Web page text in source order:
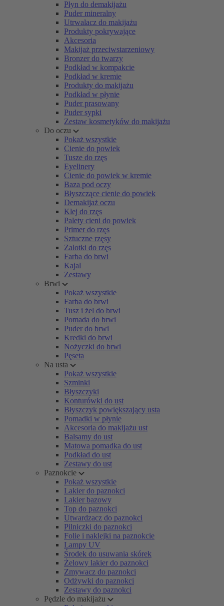
Płyn do demakijażu
Puder mineralny
Utrwalacz do makijażu
Produkty pokrywające
Akcesoria
Makijaż przeciwstarzeniowy
Bronzer do twarzy
Podkład w kompakcie
Podkład w kremie
Produkty do makijażu
Podkład w płynie
Puder prasowany
Puder sypki
Zestaw kosmetyków do makijażu
Do oczu
Pokaż wszystkie
Cienie do powiek
Tusze do rzęs
Eyelinery
Cienie do powiek w kremie
Baza pod oczy
Błyszczące cienie do powiek
Demakijaż oczu
Klej do rzęs
Palety cieni do powiek
Primer do rzęs
Sztuczne rzęsy
Zalotki do rzęs
Farba do brwi
Kajal
Zestawy
Brwi
Pokaż wszystkie
Farba do brwi
Tusz i żel do brwi
Pomada do brwi
Puder do brwi
Kredki do brwi
Nożyczki do brwi
Pęseta
Na usta
Pokaż wszystkie
Szminki
Błyszczyki
Konturówki do ust
Błyszczyk powiększający usta
Pomadki w płynie
Akcesoria do makijażu ust
Balsamy do ust
Matowa pomadka do ust
Podkład do ust
Zestawy do ust
Paznokcie
Pokaż wszystkie
Lakier do paznokci
Lakier bazowy
Top do paznokci
Utwardzacz do paznokci
Pilniczki do paznokci
Folie i naklejki na paznokcie
Lampy UV
Środek do usuwania skórek
Żelowy lakier do paznokci
Zmywacz do paznokci
Odżywki do paznokci
Zestawy do paznokci
Pędzle do makijażu